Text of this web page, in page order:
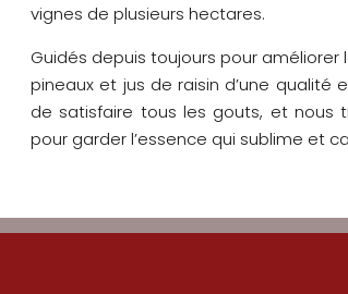
vignes de plusieurs hectares.
Guidés depuis toujours pour
pineaux et jus de raisin d’une qualité
de satisfaire tous les gouts, et nous
pour garder l’essence qui sublime et